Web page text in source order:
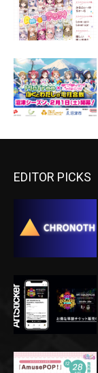
EDITOR PICKS